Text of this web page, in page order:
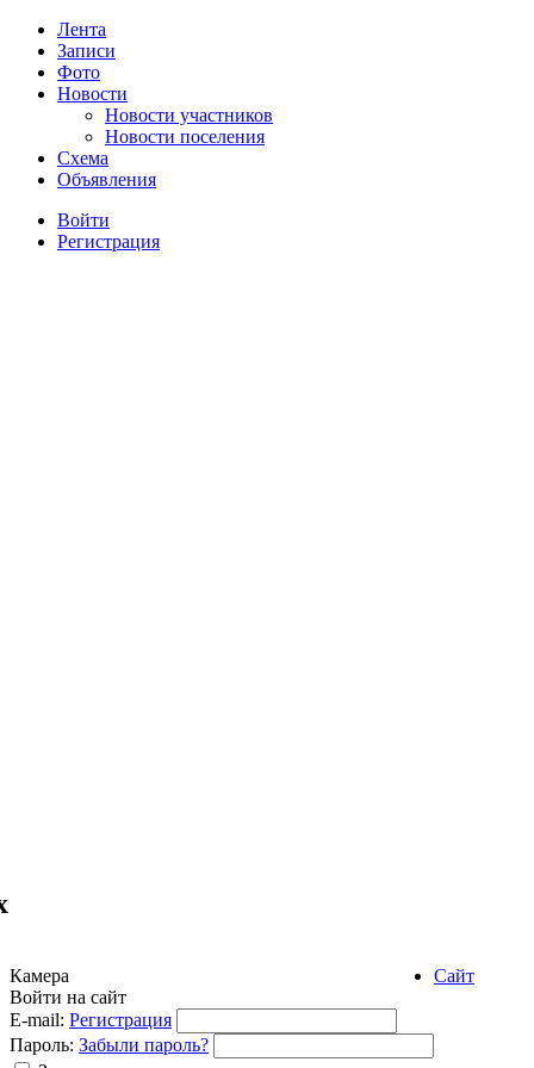
Лента
Записи
Фото
Новости
Новости участников
Новости поселения
Схема
Объявления
Войти
Регистрация
Камера
Войти на сайт
E-mail: Регистрация
Пароль: Забыли пароль?
Сайт